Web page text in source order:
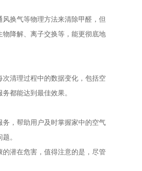
换气等物理方法来清除甲醛，但
降解、离子交换等，能更彻底地
清理过程中的数据变化，包括空
都能达到最佳效果。
，帮助用户及时掌握家中的空气
。
潜在危害，值得注意的是，尽管